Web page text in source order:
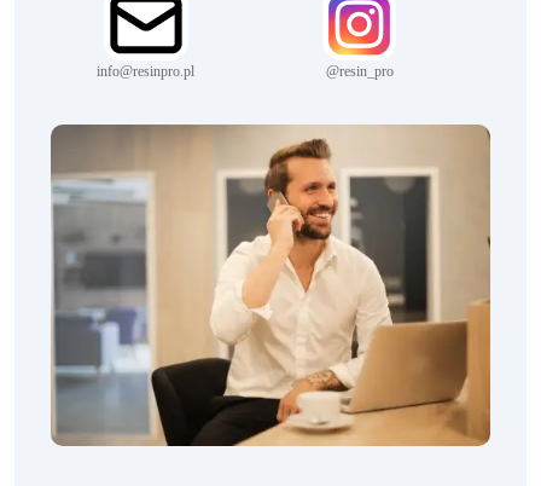
info@resinpro.pl @resin_pro